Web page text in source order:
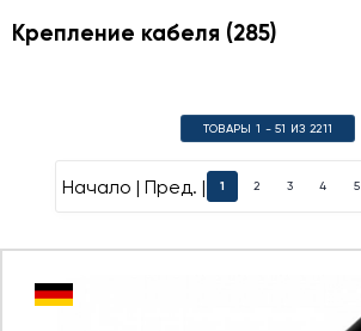
Крепление кабеля (285)
ТОВАРЫ 1 - 51 ИЗ 2211
Начало | Пред. | 1 2 3 4 5